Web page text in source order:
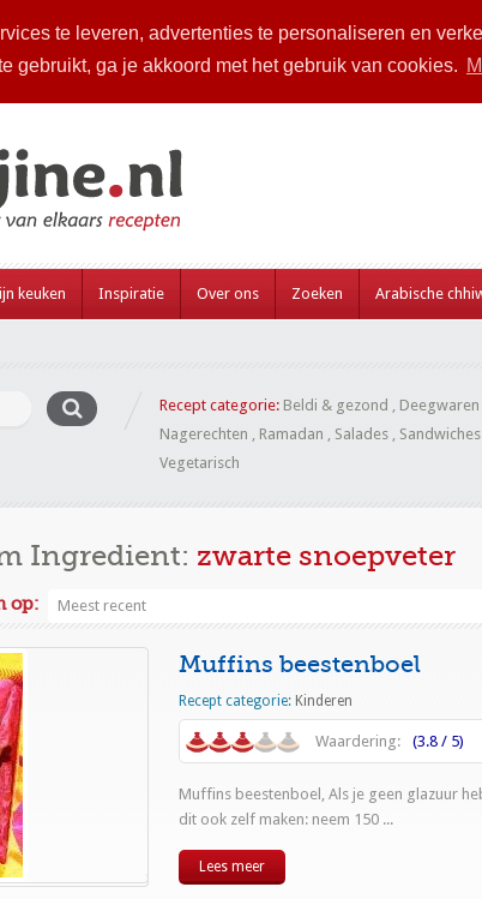
te leveren, advertenties te personaliseren en
gebruikt, ga je akkoord met het gebruik van cookies.
keuken Inspiratie Over ons Zoeken Arabische
Recept categorie: Beldi & gezond , Deegwaren
Nagerechten , Ramadan , Salades , Sandwiches
Vegetarisch
Ingredient: zwarte snoepveter
op: Meest recent
Muffins beestenboel
Recept categorie: Kinderen
Waardering: (3.8 / 5)
Muffins beestenboel, Als je geen glazuur
dit ook zelf maken: neem 150 ...
Lees meer